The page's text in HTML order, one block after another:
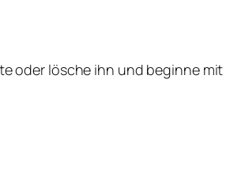
oder lösche ihn und beginne